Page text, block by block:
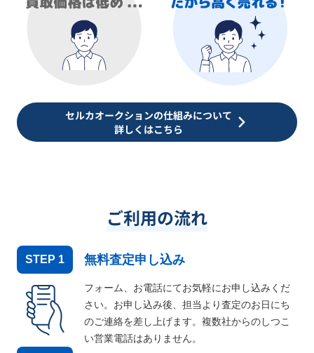
セルカオークションの仕組みについて
詳しくはこちら
ご利用の流れ
STEP 1 無料査定申し込み
フォーム、お電話にてお気軽にお申し込みくだ
さい。お申し込み後、担当より査定のお日にち
のご連絡を差し上げます。複数社からのしつこ
い営業電話はありません。